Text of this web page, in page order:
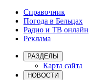
Справочник
Погода в Бельцах
Радио и ТВ онлайн
Реклама
РАЗДЕЛЫ
Карта сайта
НОВОСТИ